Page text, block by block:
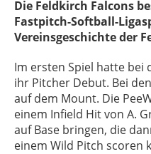
Die Feldkirch Falcons
Fastpitch-Softball-
Vereinsgeschichte der
Im ersten Spiel hatte bei
ihr Pitcher Debut. Bei
auf dem Mount. Die
einem Infield Hit von A.
auf Base bringen, die
einem Wild Pitch scoren